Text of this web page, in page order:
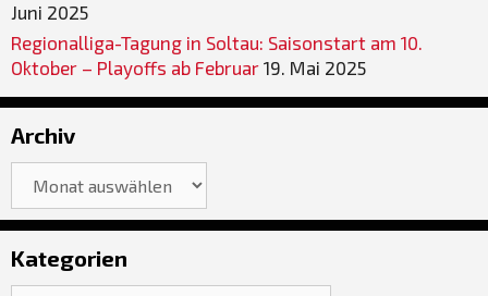
Juni 2025
Regionalliga-Tagung in Soltau: Saisonstart am 10.
Oktober – Playoffs ab Februar 19. Mai 2025
Archiv
Kategorien